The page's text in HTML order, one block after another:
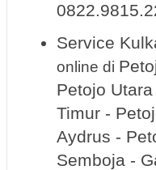
Service
online di
Petojo
Timur -
Aydrus -
Semboja -